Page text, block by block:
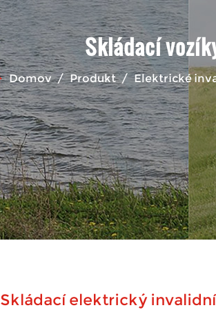
Skládací
Domov / Produkt / Elektrické
Skládací elektrický